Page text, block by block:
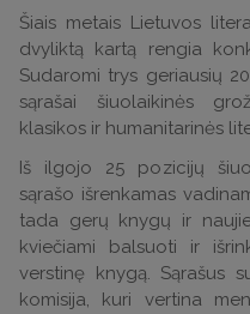
Šiais metais Lietuvos
dvyliktą kartą rengia
Sudaromi trys geriausių
sąrašai šiuolaikinės
klasikos ir humanitarinės
Iš ilgojo 25 pozicijų
sąrašo išrenkamas
tada gerų knygų ir
kviečiami balsuoti ir
verstinę knygą. Sąrašus
komisija, kuri vertina